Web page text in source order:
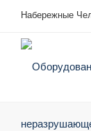
Набережные